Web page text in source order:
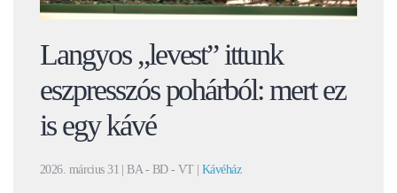
Langyos „levest” ittunk
eszpresszós pohárból: mert ez
is egy kávé
2026. március 31 | BA - BD - VT | Kávéház